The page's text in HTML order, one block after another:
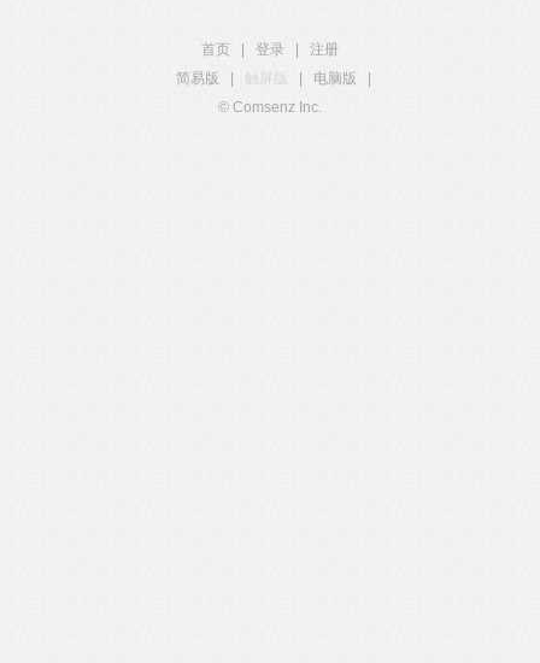
首页 登录
注册
简易版
触屏版 电脑版
© Comsenz Inc.